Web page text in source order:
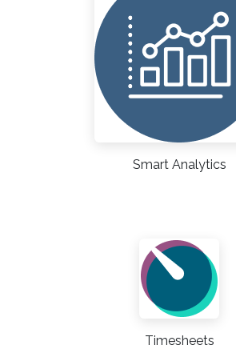
Smart Analytics
Timesheets